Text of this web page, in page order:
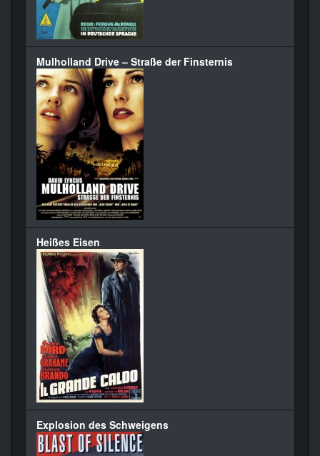
Mulholland Drive – Straße der Finsternis
Heißes Eisen
Explosion des Schweigens